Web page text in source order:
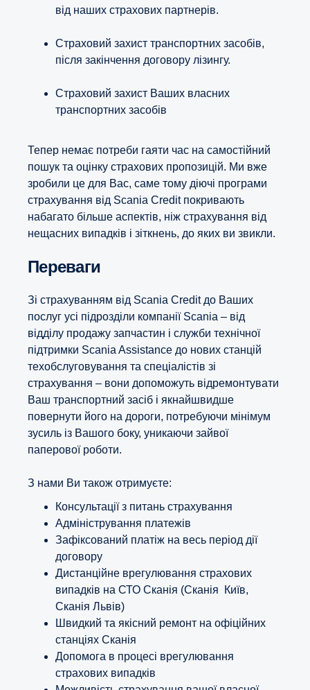
від наших страхових партнерів.
Страховий захист транспортних засобів,
після закінчення договору лізингу.
Страховий захист Ваших власних
транспортних засобів
Тепер немає потреби гаяти час на самостійний
пошук та оцінку страхових пропозицій. Ми вже
зробили це для Вас, саме тому діючі програми
страхування від Scania Credit покривають
набагато більше аспектів, ніж страхування від
нещасних випадків і зіткнень, до яких ви звикли.
Переваги
Зі страхуванням від Scania Credit до Ваших
послуг усі підрозділи компанії Scania – від
відділу продажу запчастин і служби технічної
підтримки Scania Assistance до нових станцій
техобслуговування та спеціалістів зі
страхування – вони допоможуть відремонтувати
Ваш транспортний засіб і якнайшвидше
повернути його на дороги, потребуючи мінімум
зусиль із Вашого боку, уникаючи зайвої
паперової роботи.
З нами Ви також отримуєте:
Консультації з питань страхування
Адміністрування платежів
Зафіксований платіж на весь період дії
договору
Дистанційне врегулювання страхових
випадків на СТО Сканія (Сканія Київ,
Сканія Львів)
Швидкий та якісний ремонт на офіційних
станціях Сканія
Допомога в процесі врегулювання
страхових випадків